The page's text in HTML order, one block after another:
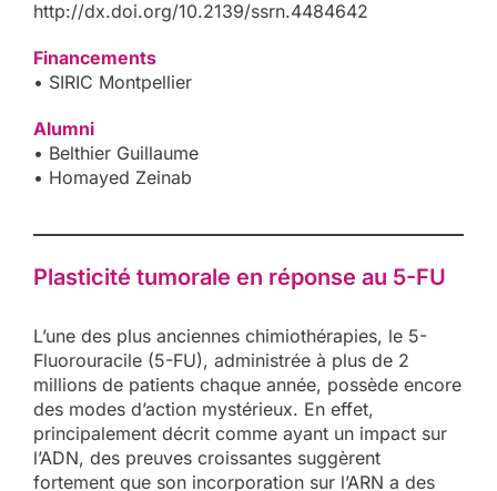
http://dx.doi.org/10.2139/ssrn.4484642
Financements
• SIRIC Montpellier
Alumni
• Belthier Guillaume
• Homayed Zeinab
Plasticité tumorale en réponse au 5-FU
L’une des plus anciennes chimiothérapies, le 5-
Fluorouracile (5-FU), administrée à plus de 2
millions de patients chaque année, possède encore
des modes d’action mystérieux. En effet,
principalement décrit comme ayant un impact sur
l’ADN, des preuves croissantes suggèrent
fortement que son incorporation sur l’ARN a des